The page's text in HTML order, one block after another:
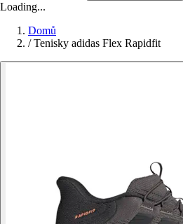
Loading...
Domů
/ Tenisky adidas Flex Rapidfit